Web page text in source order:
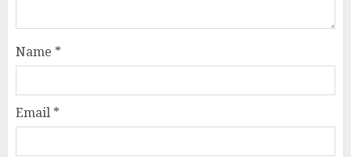
Name *
Email *